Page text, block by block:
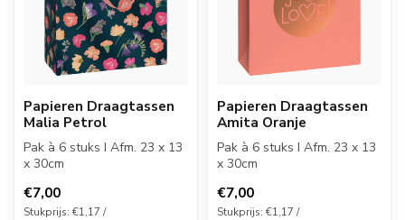
Papieren Draagtassen
Malia Petrol
Pak à 6 stuks I Afm. 23 x 13
x 30cm
€7,00
Stukprijs: €1,17 /
Papieren Draagtassen
Amita Oranje
Pak à 6 stuks I Afm. 23 x 13
x 30cm
€7,00
Stukprijs: €1,17 /